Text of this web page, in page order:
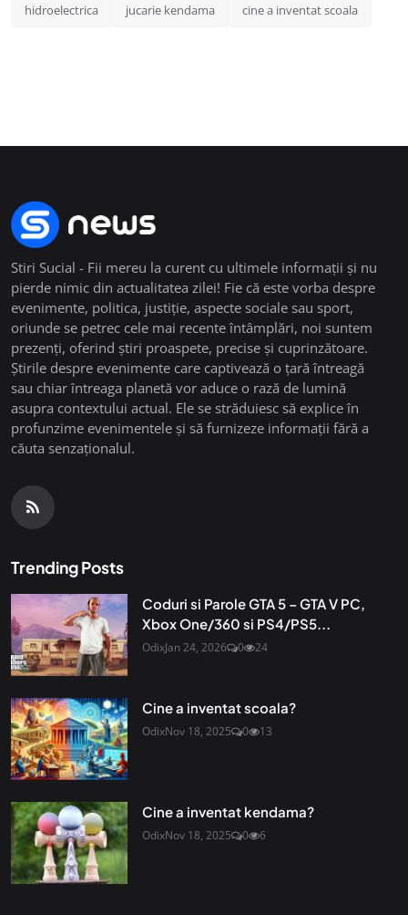
hidroelectrica jucarie kendama cine a inventat scoala
Stiri Sucial - Fii mereu la curent cu ultimele informații și nu
pierde nimic din actualitatea zilei! Fie că este vorba despre
evenimente, politica, justiție, aspecte sociale sau sport,
oriunde se petrec cele mai recente întâmplări, noi suntem
prezenți, oferind știri proaspete, precise și cuprinzătoare.
Știrile despre evenimente care captivează o țară întreagă
sau chiar întreaga planetă vor aduce o rază de lumină
asupra contextului actual. Ele se străduiesc să explice în
profunzime evenimentele și să furnizeze informații fără a
căuta senzaționalul.
Trending Posts
Coduri si Parole GTA 5 – GTA V PC,
Xbox One/360 si PS4/PS5...
OdixJan 24, 2026 0 24
Cine a inventat scoala?
OdixNov 18, 2025 0 13
Cine a inventat kendama?
OdixNov 18, 2025 0 6